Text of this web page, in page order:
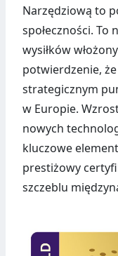
Narzędziową to
społeczności. To
wysiłków
potwierdzenie,
strategicznym
w Europie.
nowych
kluczowe
prestiżowy
szczeblu